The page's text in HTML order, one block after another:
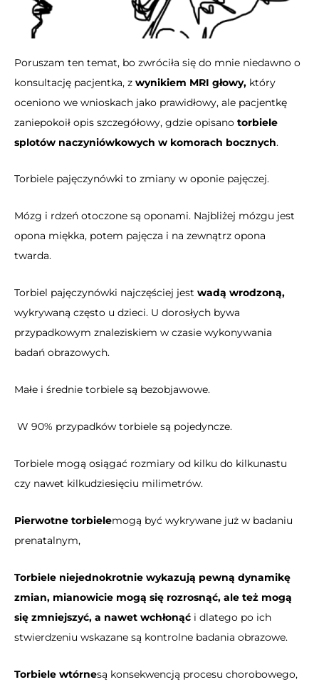
Poruszam ten temat, bo zwróciła się do mnie niedawno o
konsultację pacjentka, z wynikiem MRI głowy, który
oceniono we wnioskach jako prawidłowy, ale pacjentkę
zaniepokoił opis szczegółowy, gdzie opisano torbiele
splotów naczyniówkowych w komorach bocznych.
Torbiele pajęczynówki to zmiany w oponie pajęczej.
Mózg i rdzeń otoczone są oponami. Najbliżej mózgu jest
opona miękka, potem pajęcza i na zewnątrz opona
twarda.
Torbiel pajęczynówki najczęściej jest wadą wrodzoną,
wykrywaną często u dzieci. U dorosłych bywa
przypadkowym znaleziskiem w czasie wykonywania
badań obrazowych.
Małe i średnie torbiele są bezobjawowe.
W 90% przypadków torbiele są pojedyncze.
Torbiele mogą osiągać rozmiary od kilku do kilkunastu
czy nawet kilkudziesięciu milimetrów.
Pierwotne torbielemogą być wykrywane już w badaniu
prenatalnym,
Torbiele niejednokrotnie wykazują pewną dynamikę
zmian, mianowicie mogą się rozrosnąć, ale też mogą
się zmniejszyć, a nawet wchłonąć i dlatego po ich
stwierdzeniu wskazane są kontrolne badania obrazowe.
Torbiele wtórnesą konsekwencją procesu chorobowego,